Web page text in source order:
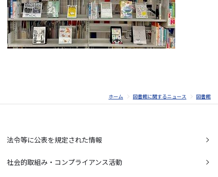
ホーム 図書館に関するニュース 図書館
法令等に公表を規定された情報
社会的取組み・コンプライアンス活動